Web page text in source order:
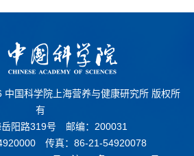
中国科学院上海营养与健康研究所 版权所
有
岳阳路319号 邮编：200031
传真：86-21-54920078